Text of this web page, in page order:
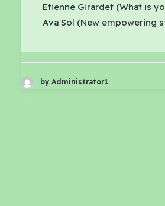
Etienne Girardet (What is
Ava Sol (New empowering
by Administrator1